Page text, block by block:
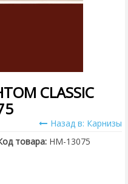
CLASSIC
Назад в: Карнизы
товара: HM-13075